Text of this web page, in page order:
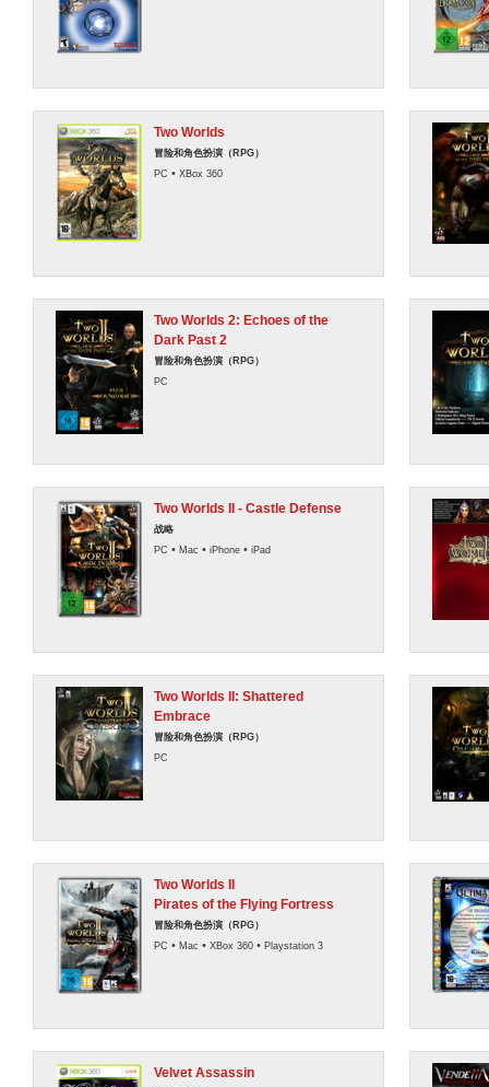
Two Worlds
冒险和角色扮演（RPG）
PC • XBox 360
Two Worlds 2: Echoes of the
Dark Past 2
冒险和角色扮演（RPG）
PC
Two Worlds II - Castle Defense
战略
PC • Mac • iPhone • iPad
Two Worlds II: Shattered
Embrace
冒险和角色扮演（RPG）
PC
Two Worlds II
Pirates of the Flying Fortress
冒险和角色扮演（RPG）
PC • Mac • XBox 360 • Playstation 3
Velvet Assassin